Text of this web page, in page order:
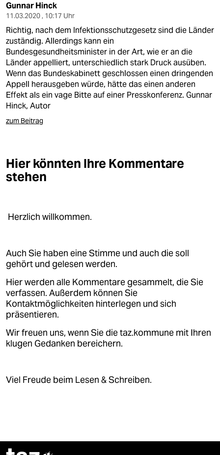
Gunnar Hinck
11.03.2020 , 10:17 Uhr
Richtig, nach dem Infektionsschutzgesetz sind die Länder
zuständig. Allerdings kann ein
Bundesgesundheitsminister in der Art, wie er an die
Länder appelliert, unterschiedlich stark Druck ausüben.
Wenn das Bundeskabinett geschlossen einen dringenden
Appell herausgeben würde, hätte das einen anderen
Effekt als ein vage Bitte auf einer Presskonferenz. Gunnar
Hinck, Autor
zum Beitrag
Hier könnten Ihre Kommentare
stehen
Herzlich willkommen.
Auch Sie haben eine Stimme und auch die soll
gehört und gelesen werden.
Hier werden alle Kommentare gesammelt, die Sie
verfassen. Außerdem können Sie
Kontaktmöglichkeiten hinterlegen und sich
präsentieren.
Wir freuen uns, wenn Sie die taz.kommune mit Ihren
klugen Gedanken bereichern.
Viel Freude beim Lesen & Schreiben.